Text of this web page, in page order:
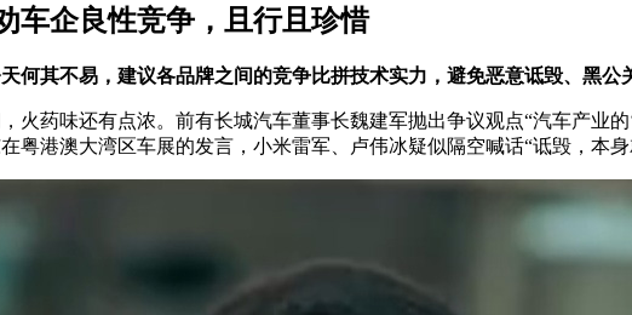
车企良性竞争，且行且珍惜
何其不易，建议各品牌之间的竞争比拼技术实力，避免恶意诋毁、黑公
药味还有点浓。前有长城汽车董事长魏建军抛出争议观点“汽车产业
粤港澳大湾区车展的发言，小米雷军、卢伟冰疑似隔空喊话“诋毁，本身